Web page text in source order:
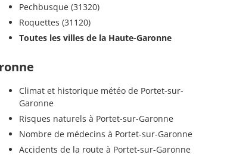
Pechbusque (31320)
Roquettes (31120)
Toutes les villes de la Haute-Garonne
Climat et historique météo de Portet-sur-
Garonne
Risques naturels à Portet-sur-Garonne
Nombre de médecins à Portet-sur-Garonne
Accidents de la route à Portet-sur-Garonne